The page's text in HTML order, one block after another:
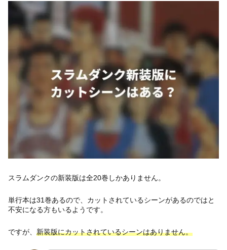
スラムダンクの新装版は全20巻しかありません。
単行本は31巻あるので、カットされているシーンがあるのではと
不安になる方もいるようです。
ですが、 新装版にカットされているシーンはありません。